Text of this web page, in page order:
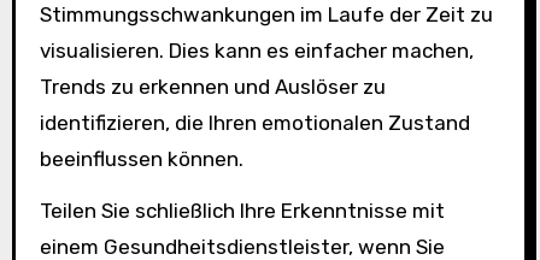
Stimmungsschwankungen im Laufe der Zeit zu
visualisieren. Dies kann es einfacher machen,
Trends zu erkennen und Auslöser zu
identifizieren, die Ihren emotionalen Zustand
beeinflussen können.
Teilen Sie schließlich Ihre Erkenntnisse mit
einem Gesundheitsdienstleister, wenn Sie